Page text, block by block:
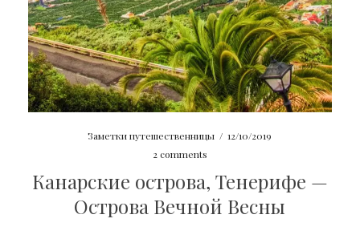
Заметки путешественницы / 12/10/2019
2 comments
Канарские острова, Тенерифе —
Острова Вечной Весны